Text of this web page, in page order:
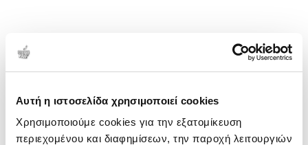
Αυτή η ιστοσελίδα χρησιμοποιεί cookies
Χρησιμοποιούμε cookies για την εξατομίκευση
περιεχομένου και διαφημίσεων, την παροχή λειτουργιών